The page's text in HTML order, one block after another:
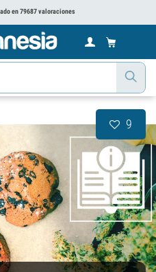
en 79687 valoraciones
9